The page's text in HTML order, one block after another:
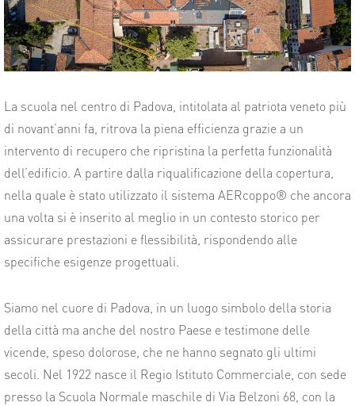
La scuola nel centro di Padova, intitolata al patriota veneto più
di novant’anni fa, ritrova la piena efficienza grazie a un
intervento di recupero che ripristina la perfetta funzionalità
dell’edificio. A partire dalla riqualificazione della copertura,
nella quale è stato utilizzato il sistema AERcoppo® che ancora
una volta si è inserito al meglio in un contesto storico per
assicurare prestazioni e flessibilità, rispondendo alle
specifiche esigenze progettuali.
Siamo nel cuore di Padova, in un luogo simbolo della storia
della città ma anche del nostro Paese e testimone delle
vicende, speso dolorose, che ne hanno segnato gli ultimi
secoli. Nel 1922 nasce il Regio Istituto Commerciale, con sede
presso la Scuola Normale maschile di Via Belzoni 68, con la